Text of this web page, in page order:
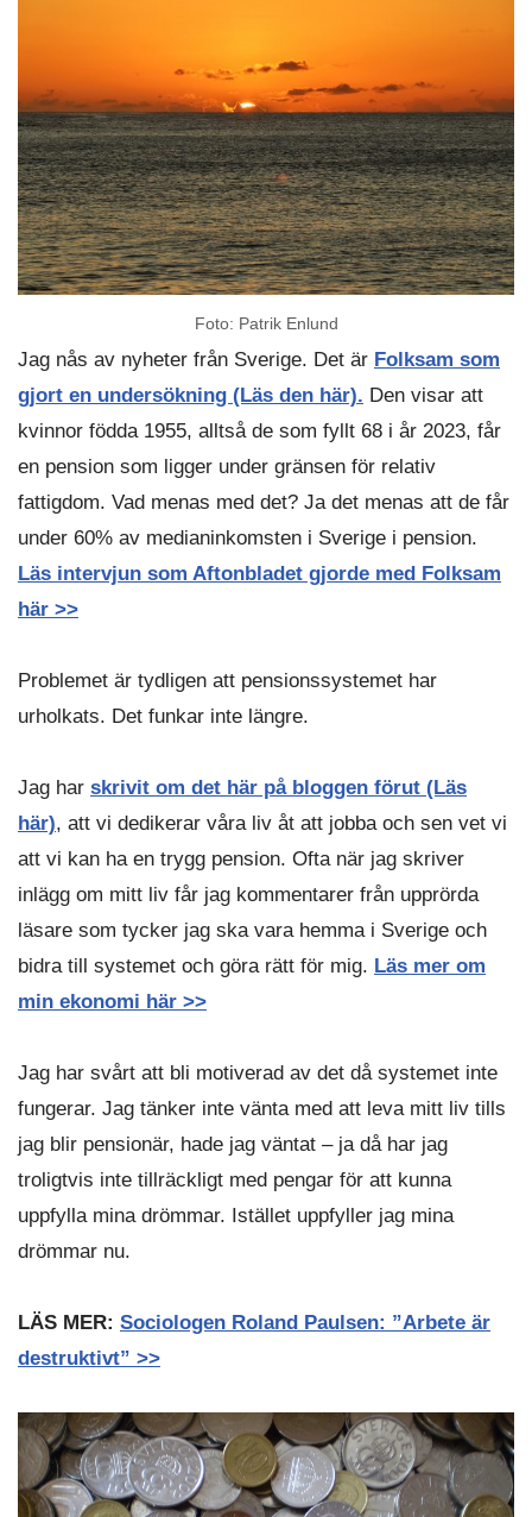
Foto: Patrik Enlund
Jag nås av nyheter från Sverige. Det är Folksam som
gjort en undersökning (Läs den här). Den visar att
kvinnor födda 1955, alltså de som fyllt 68 i år 2023, får
en pension som ligger under gränsen för relativ
fattigdom. Vad menas med det? Ja det menas att de får
under 60% av medianinkomsten i Sverige i pension.
Läs intervjun som Aftonbladet gjorde med Folksam
här >>
Problemet är tydligen att pensionssystemet har
urholkats. Det funkar inte längre.
Jag har skrivit om det här på bloggen förut (Läs
här), att vi dedikerar våra liv åt att jobba och sen vet vi
att vi kan ha en trygg pension. Ofta när jag skriver
inlägg om mitt liv får jag kommentarer från upprörda
läsare som tycker jag ska vara hemma i Sverige och
bidra till systemet och göra rätt för mig. Läs mer om
min ekonomi här >>
Jag har svårt att bli motiverad av det då systemet inte
fungerar. Jag tänker inte vänta med att leva mitt liv tills
jag blir pensionär, hade jag väntat – ja då har jag
troligtvis inte tillräckligt med pengar för att kunna
uppfylla mina drömmar. Istället uppfyller jag mina
drömmar nu.
LÄS MER: Sociologen Roland Paulsen: ”Arbete är
destruktivt” >>